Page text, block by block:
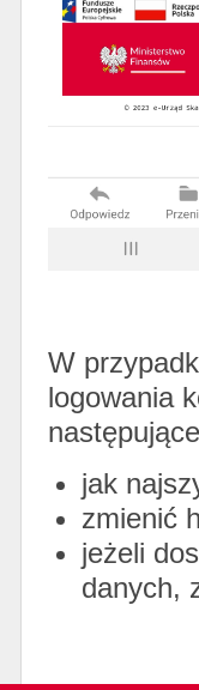
W
logowania
jak
zmienić
jeżeli
danych,